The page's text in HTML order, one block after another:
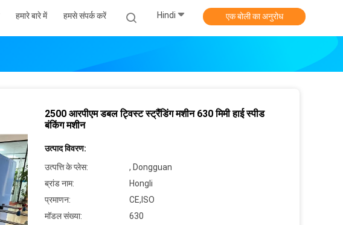
हमारे बारे में हमसे संपर्क करें Hindi एक बोली का अनुरोध
2500 आरपीएम डबल ट्विस्ट स्ट्रैंडिंग मशीन 630 मिमी हाई स्पीड
बंकिंग मशीन
उत्पाद विवरण:
उत्पत्ति के प्लेस:
, Dongguan
ब्रांड नाम:
Hongli
प्रमाणन:
CE,ISO
मॉडल संख्या:
630